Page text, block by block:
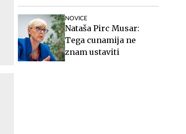
NOVICE
Nataša Pirc Musar:
Tega cunamija ne
znam ustaviti